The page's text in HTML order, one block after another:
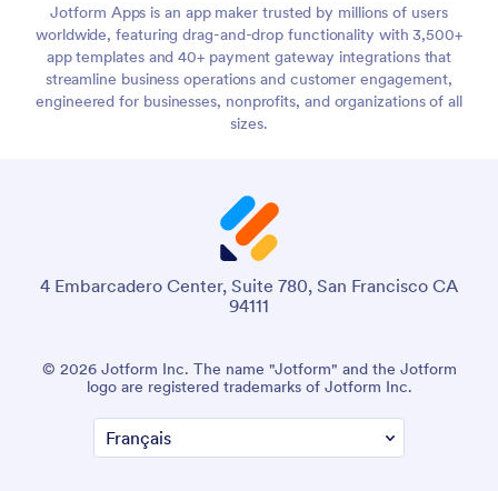
Jotform Apps is an app maker trusted by millions of users
worldwide, featuring drag-and-drop functionality with 3,500+
app templates and 40+ payment gateway integrations that
streamline business operations and customer engagement,
engineered for businesses, nonprofits, and organizations of all
sizes.
4 Embarcadero Center, Suite 780, San Francisco CA
94111
© 2026 Jotform Inc. The name "Jotform" and the Jotform
logo are registered trademarks of Jotform Inc.